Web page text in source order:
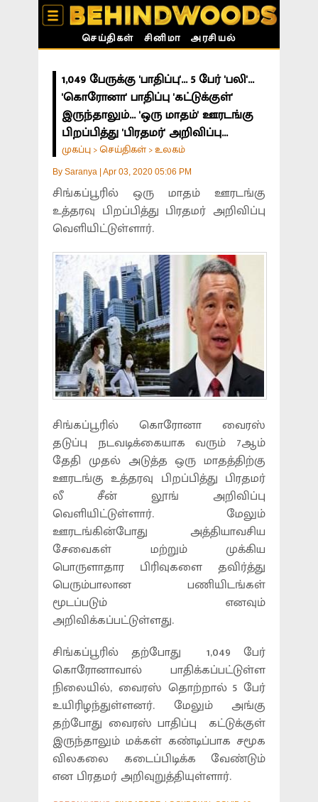
செய்திகள் சினிமா அரசியல்
1,049 பேருக்கு 'பாதிப்பு'... 5 பேர் 'பலி'...
'கொரோனா' பாதிப்பு 'கட்டுக்குள்'
இருந்தாலும்... 'ஒரு மாதம்' ஊரடங்கு
பிறப்பித்து 'பிரதமர்' அறிவிப்பு...
முகப்பு >செய்திகள் > உலகம்
By Saranya Apr 03, 2020 05:06 PM
சிங்கப்பூரில் ஒரு மாதம் ஊரடங்கு
உத்தரவு பிறப்பித்து பிரதமர் அறிவிப்பு
வெளியிட்டுள்ளார்.
சிங்கப்பூரில் கொரோனா வைரஸ்
தடுப்பு நடவடிக்கையாக வரும் 7ஆம்
தேதி முதல் அடுத்த ஒரு மாதத்திற்கு
ஊரடங்கு உத்தரவு பிறப்பித்து பிரதமர்
லீ சீன் லூங் அறிவிப்பு
வெளியிட்டுள்ளார். மேலும்
ஊரடங்கின்போது அத்தியாவசிய
சேவைகள் மற்றும் முக்கிய
பொருளாதார பிரிவுகளை தவிர்த்து
பெரும்பாலான பணியிடங்கள்
மூடப்படும் எனவும்
அறிவிக்கப்பட்டுள்ளது.
சிங்கப்பூரில் தற்போது 1,049 பேர்
கொரோனாவால் பாதிக்கப்பட்டுள்ள
நிலையில், வைரஸ் தொற்றால் 5 பேர்
உயிரிழந்துள்ளனர். மேலும் அங்கு
தற்போது வைரஸ் பாதிப்பு கட்டுக்குள்
இருந்தாலும் மக்கள் கண்டிப்பாக சமூக
விலகலை கடைப்பிடிக்க வேண்டும்
என பிரதமர் அறிவுறுத்தியுள்ளார்.